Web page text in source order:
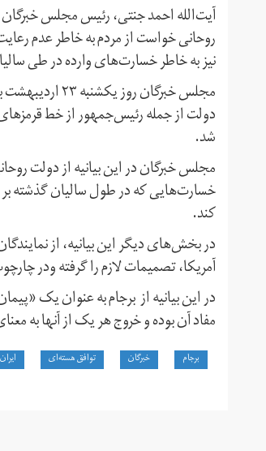
آیت‌الله احمد جنتی، رئیس مجلس
روحانی خواست از مردم به خاطر عدم
نیز به خاطر خسارت‌های وارده در طی
مجلس خبرگان
دولت از جمله رئیس‌جمهور از خط
شد.
مجلس خبرگان در این بیانیه از دولت
خسارت‌هایی که در طول سالیان گذشته بر
کند.
در بخش‌های دیگر این بیانیه، از
آمریکا، تصمیمات لازم را گرفته ودر
در این بیانیه از برجام به عنوان یک
مفاد آن بوده و خروج هر یک از آنها به
برجام خبرگان توافق هسته‌ای ایران